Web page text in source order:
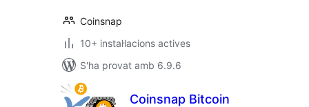
Coinsnap
10+ instal·lacions actives
S'ha provat amb 6.9.6
Coinsnap Bitcoin